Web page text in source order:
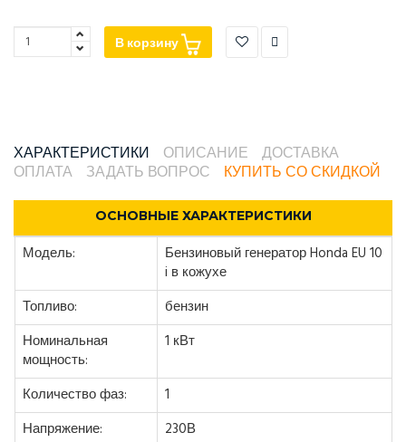
В корзину
ХАРАКТЕРИСТИКИ ОПИСАНИЕ
ДОСТАВКА
ОПЛАТА
ЗАДАТЬ ВОПРОС КУПИТЬ СО СКИДКОЙ
ОСНОВНЫЕ ХАРАКТЕРИСТИКИ
Модель:
Бензиновый генератор Honda EU 10
i в кожухе
Топливо:
бензин
Номинальная
мощность:
1 кВт
Количество фаз:
1
Напряжение:
230В